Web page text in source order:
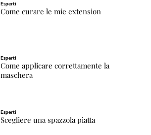
Esperti
Come curare le mie extension
Esperti
Come applicare correttamente la
maschera
Esperti
Scegliere una spazzola piatta